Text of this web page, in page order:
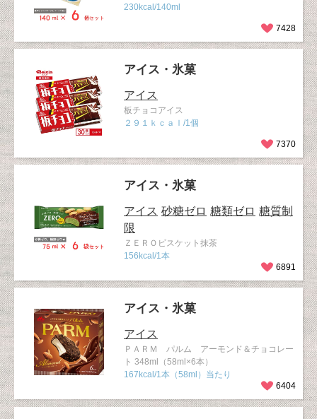
230kcal/140ml
7428
アイス・氷菓
アイス
板チョコアイス
２９１ｋｃａｌ/1個
7370
アイス・氷菓
アイス 砂糖ゼロ 糖類ゼロ 糖質制
限
ＺＥＲＯビスケット抹茶
156kcal/1本
6891
アイス・氷菓
アイス
ＰＡＲＭ パルム アーモンド＆チョコレー
ト 348ml（58ml×6本）
167kcal/1本（58ml）当たり
6404